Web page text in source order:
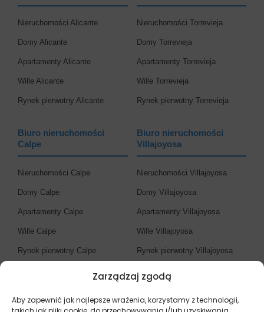
Zarządzaj zgodą
Aby zapewnić jak najlepsze wrażenia, korzystamy z technologii,
Nieruchomości Alicante
Domy Alicante
Apartamenty Alicante
Wille Alicante
Rynek pierwotny Alicante
Nieruchomości Torrevieja
Domy Torrevieja
Apartamenty Torrevieja
Wille Torrevieja
Rynek pierwotny Torrevieja
Biuro nieruchomości
Calpe
Nieruchomości Calpe
Domy Calpe
Apartamenty Calpe
Wille Calpe
Rynek pierwotny Calpe
Biuro nieruchomości
Villajoyosa
Nieruchomości Villajoyosa
Domy Villajoyosa
Apartamenty Villajoyosa
Wille Villajoyosa
Rynek pierwotny Villajoyosa
Biuro nieruchomości